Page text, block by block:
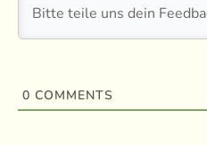
0 COMMENTS